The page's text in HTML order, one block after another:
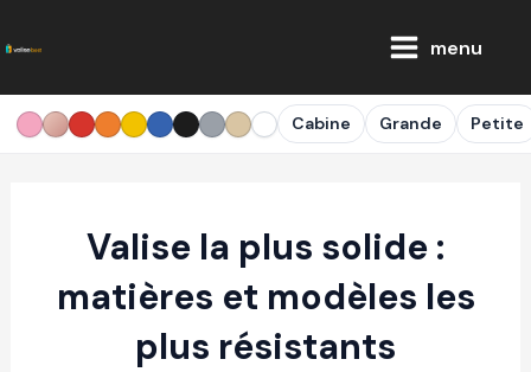
au
menu
Cabine Grande Petite
Valise la plus solide :
matières et modèles les
plus résistants